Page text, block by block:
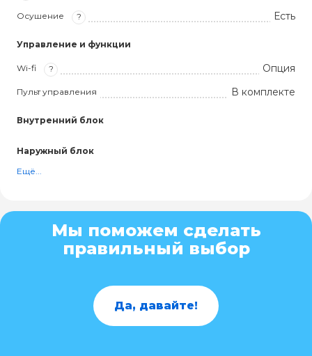
Осушение ? Есть
Управление и функции
Wi-fi ? Опция
Пульт управления В комплекте
Внутренний блок
Наружный блок
Ещё...
Мы поможем сделать
правильный выбор
Да, давайте!